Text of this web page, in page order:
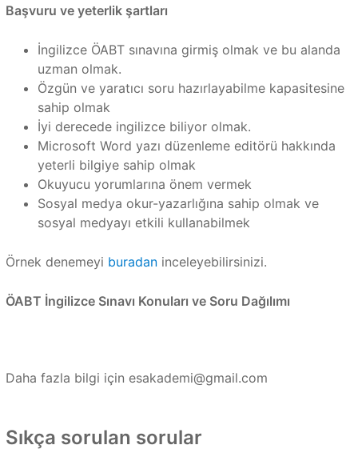
Başvuru ve yeterlik şartları
İngilizce ÖABT sınavına girmiş olmak ve bu alanda
uzman olmak.
Özgün ve yaratıcı soru hazırlayabilme kapasitesine
sahip olmak
İyi derecede ingilizce biliyor olmak.
Microsoft Word yazı düzenleme editörü hakkında
yeterli bilgiye sahip olmak
Okuyucu yorumlarına önem vermek
Sosyal medya okur-yazarlığına sahip olmak ve
sosyal medyayı etkili kullanabilmek
Örnek denemeyi buradaninceleyebilirsinizi.
ÖABT İngilizce Sınavı Konuları ve Soru Dağılımı
Daha fazla bilgi için esakademi@gmail.com
Sıkça sorulan sorular